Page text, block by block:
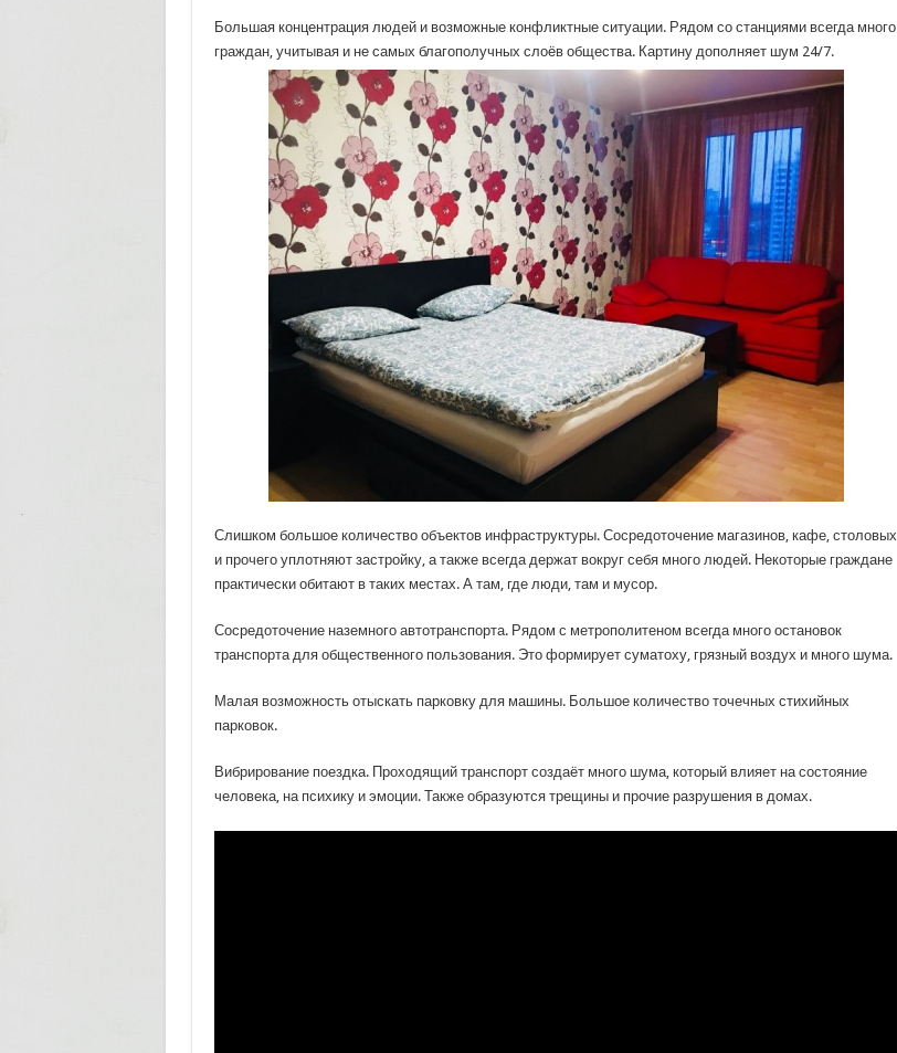
Большая концентрация людей и возможные конфликтные ситуации. Рядом со станциями всегда много
граждан, учитывая и не самых благополучных слоёв общества. Картину дополняет шум 24/7.
Слишком большое количество объектов инфраструктуры. Сосредоточение магазинов, кафе, столовых
и прочего уплотняют застройку, а также всегда держат вокруг себя много людей. Некоторые граждане
практически обитают в таких местах. А там, где люди, там и мусор.
Сосредоточение наземного автотранспорта. Рядом с метрополитеном всегда много остановок
транспорта для общественного пользования. Это формирует суматоху, грязный воздух и много шума.
Малая возможность отыскать парковку для машины. Большое количество точечных стихийных
парковок.
Вибрирование поездка. Проходящий транспорт создаёт много шума, который влияет на состояние
человека, на психику и эмоции. Также образуются трещины и прочие разрушения в домах.